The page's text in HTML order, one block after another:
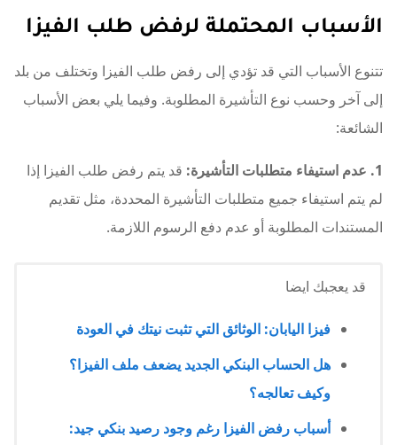
الأسباب المحتملة لرفض طلب الفيزا
تتنوع الأسباب التي قد تؤدي إلى رفض طلب الفيزا وتختلف من بلد
إلى آخر وحسب نوع التأشيرة المطلوبة. وفيما يلي بعض الأسباب
الشائعة:
1. عدم استيفاء متطلبات التأشيرة:
قد يتم رفض طلب الفيزا إذا
لم يتم استيفاء جميع متطلبات التأشيرة المحددة، مثل تقديم
المستندات المطلوبة أو عدم دفع الرسوم اللازمة.
قد يعجبك ايضا
فيزا اليابان: الوثائق التي تثبت نيتك في العودة
هل الحساب البنكي الجديد يضعف ملف الفيزا؟
وكيف تعالجه؟
أسباب رفض الفيزا رغم وجود رصيد بنكي جيد: